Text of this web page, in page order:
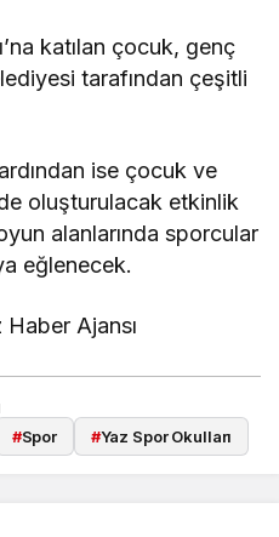
katılan çocuk, genç
tarafından çeşitli
ise çocuk ve
oluşturulacak etkinlik
alanlarında sporcular
eğlenecek.
Ajansı
#Spor #Yaz Spor Okulları